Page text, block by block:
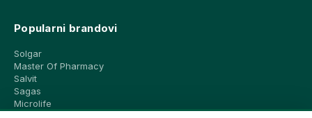
Popularni brandovi
Solgar
Master Of Pharmacy
Salvit
Sagas
Microlife